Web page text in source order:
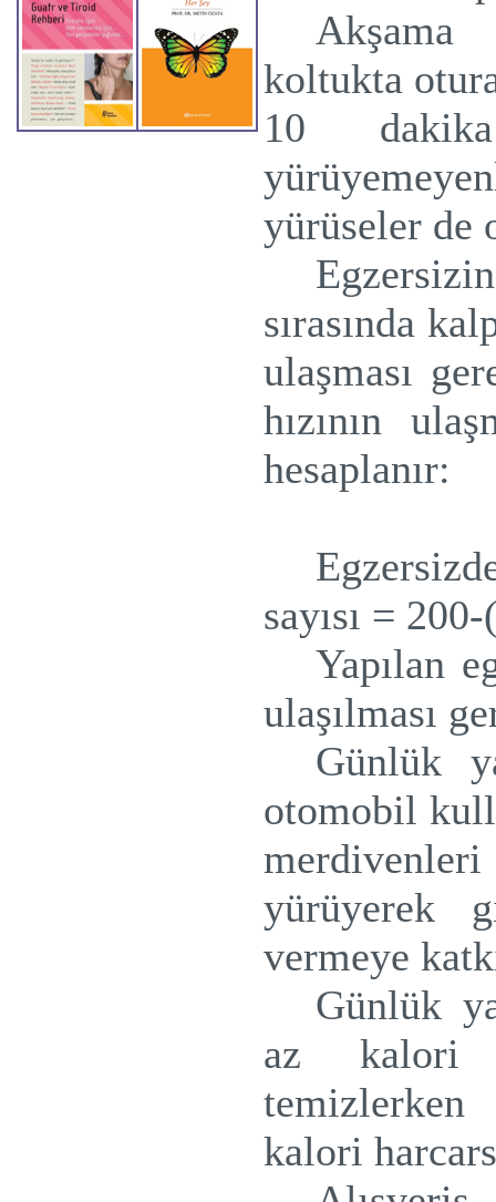
koltukta
10
yürüseler de
sırasında
ulaşması
hızının
hesaplanır:
sayısı =
Yapılan
ulaşılması
Günlük
otomobil
yürüyerek
vermeye
Günlük
az kalori
kalori